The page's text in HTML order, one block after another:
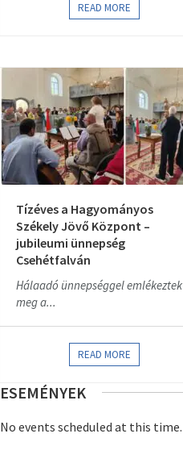
READ MORE
Tízéves a Hagyományos
Székely Jövő Központ –
jubileumi ünnepség
Csehétfalván
Hálaadó ünnepséggel emlékeztek
meg a...
READ MORE
ESEMÉNYEK
No events scheduled at this time.